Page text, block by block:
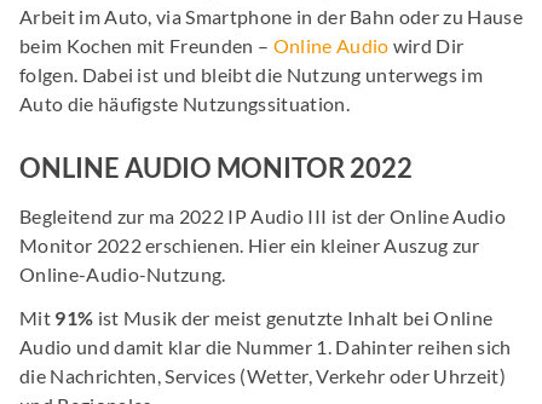
Arbeit im Auto, via Smartphone in der Bahn oder zu Hause
beim Kochen mit Freunden – Online Audio wird Dir
folgen. Dabei ist und bleibt die Nutzung unterwegs im
Auto die häufigste Nutzungssituation.
ONLINE AUDIO MONITOR 2022
Begleitend zur ma 2022 IP Audio III ist der Online Audio
Monitor 2022 erschienen. Hier ein kleiner Auszug zur
Online-Audio-Nutzung.
Mit 91% ist Musik der meist genutzte Inhalt bei Online
Audio und damit klar die Nummer 1. Dahinter reihen sich
die Nachrichten, Services (Wetter, Verkehr oder Uhrzeit)